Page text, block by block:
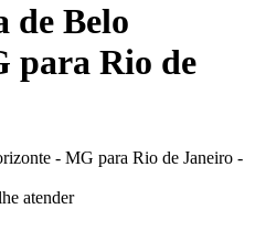
de Belo
para Rio de
- MG para Rio de Janeiro -
atender